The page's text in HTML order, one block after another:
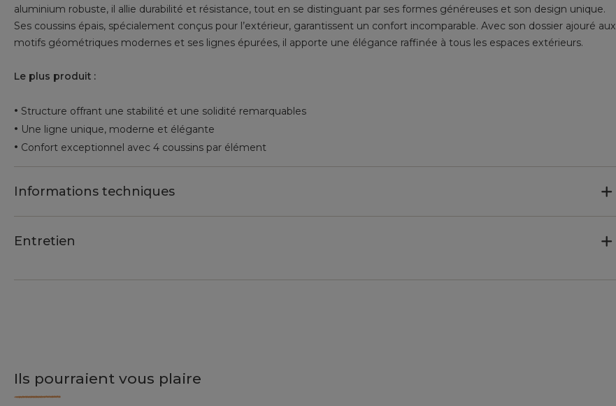
aluminium robuste, il allie durabilité et résistance, tout en se distinguant par ses formes généreuses et son design unique.
Ses coussins épais, spécialement conçus pour l’extérieur, garantissent un confort incomparable. Avec son dossier ajouré aux
motifs géométriques modernes et ses lignes épurées, il apporte une élégance raffinée à tous les espaces extérieurs.
Le plus produit :
• Structure offrant une stabilité et une solidité remarquables
• Une ligne unique, moderne et élégante
• Confort exceptionnel avec 4 coussins par élément
Informations techniques
Entretien
Ils pourraient vous plaire